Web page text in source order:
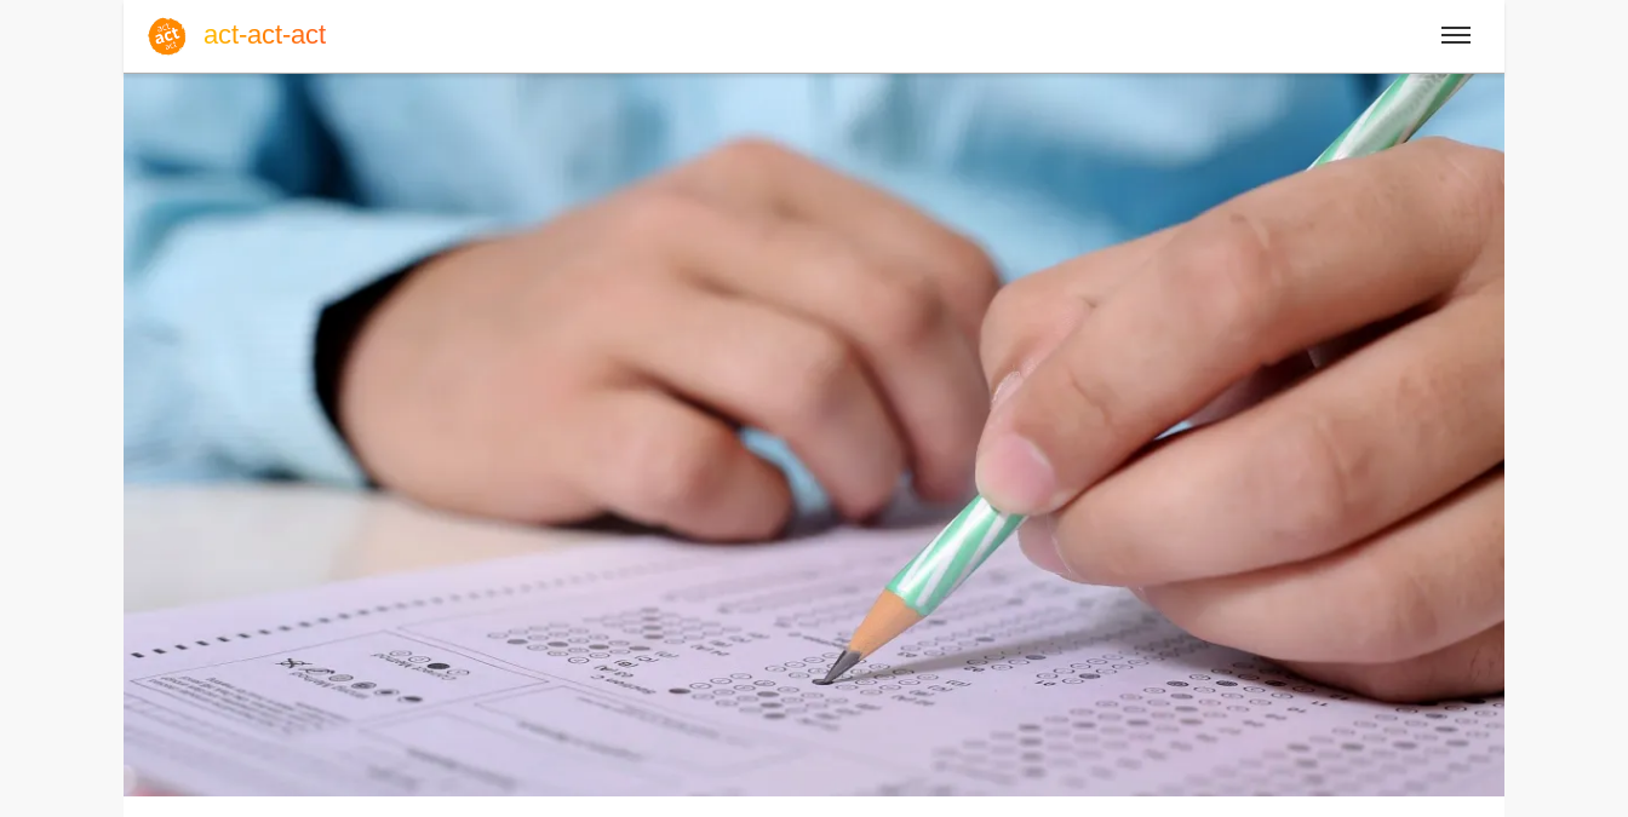
act-act-act
Anmelden
Do, 06. August 2026 |
Englisch Deutsch